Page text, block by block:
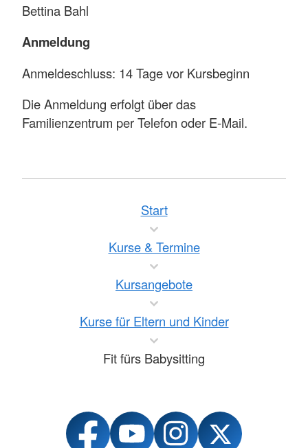
Bettina Bahl
Anmeldung
Anmeldeschluss: 14 Tage vor Kursbeginn
Die Anmeldung erfolgt über das
Familienzentrum per Telefon oder E-Mail.
Start
Kurse & Termine
Kursangebote
Kurse für Eltern und Kinder
Fit fürs Babysitting